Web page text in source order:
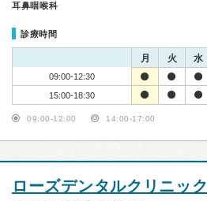
耳鼻咽喉科
診療時間
月 火 水
09:00-12:30
15:00-18:30
09:00-12:00 14:00-17:00
ローズデンタルクリニック